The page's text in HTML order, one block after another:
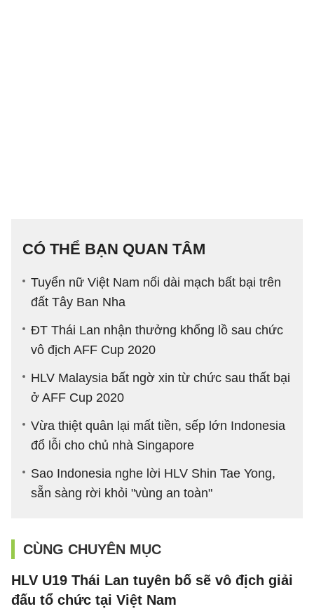
CÓ THỂ BẠN QUAN TÂM
Tuyển nữ Việt Nam nối dài mạch bất bại trên
đất Tây Ban Nha
ĐT Thái Lan nhận thưởng khổng lồ sau chức
vô địch AFF Cup 2020
HLV Malaysia bất ngờ xin từ chức sau thất bại
ở AFF Cup 2020
Vừa thiệt quân lại mất tiền, sếp lớn Indonesia
đổ lỗi cho chủ nhà Singapore
Sao Indonesia nghe lời HLV Shin Tae Yong,
sẵn sàng rời khỏi "vùng an toàn"
CÙNG CHUYÊN MỤC
HLV U19 Thái Lan tuyên bố sẽ vô địch giải
đấu tổ chức tại Việt Nam